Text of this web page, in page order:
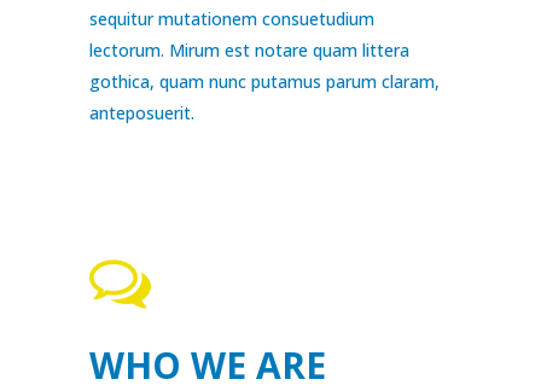
sequitur mutationem consuetudium
lectorum. Mirum est notare quam littera
gothica, quam nunc putamus parum claram,
anteposuerit.
WHO WE ARE